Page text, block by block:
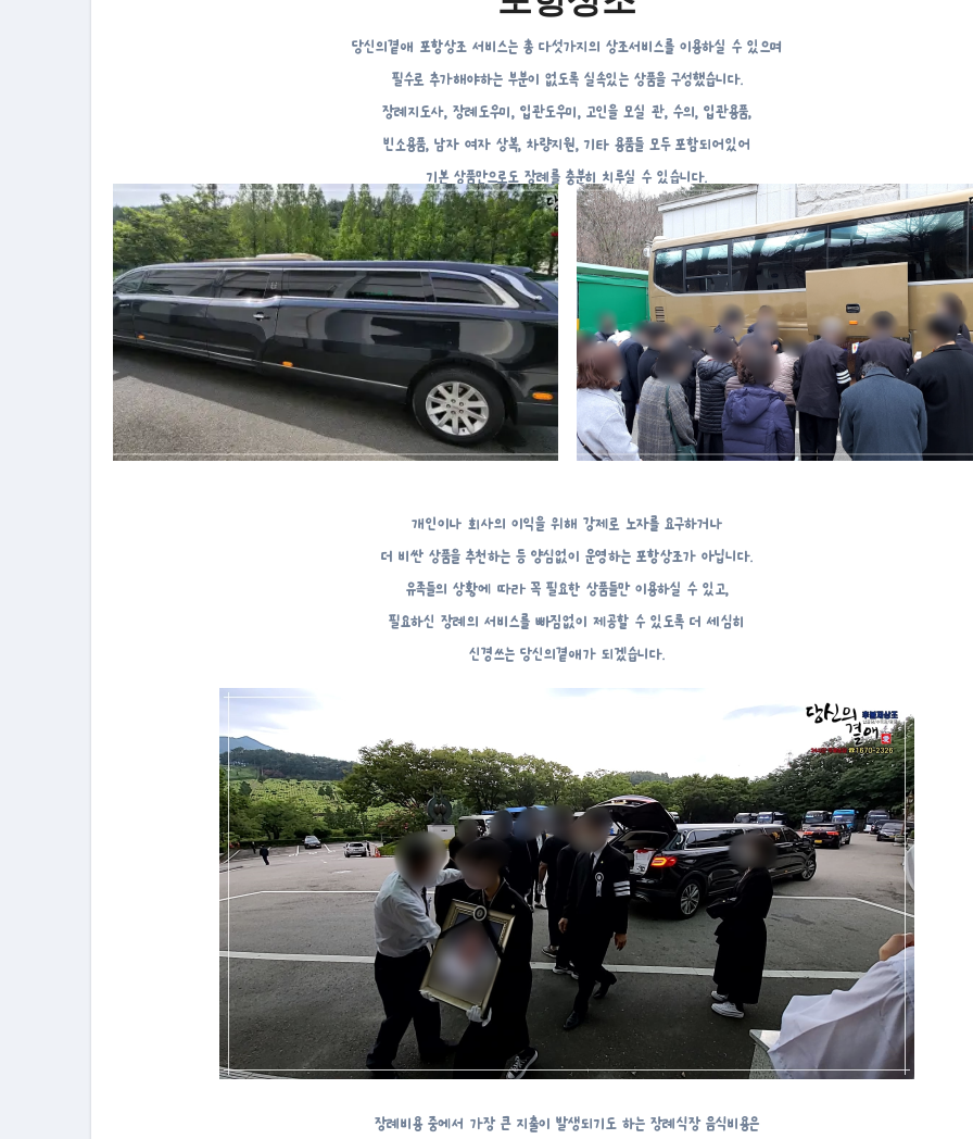
당신의곁애 포항상조 서비스는 총 다섯가지의 상조서비스를 이용하실 수 있으며
필수로 추가해야하는 부분이 없도록 실속있는 상품을 구성했습니다.
장례지도사, 장례도우미, 입관도우미, 고인을 모실 관, 수의, 입관용품,
빈소용품, 남자 여자 상복, 차량지원, 기타 용품들 모두 포함되어있어
기본 상품만으로도 장례를 충분히 치루실 수 있습니다.
개인이나 회사의 이익을 위해 강제로 노자를 요구하거나
더 비싼 상품을 추천하는 등 양심없이 운영하는 포항상조가 아닙니다.
유족들의 상황에 따라 꼭 필요한 상품들만 이용하실 수 있고,
필요하신 장례의 서비스를 빠짐없이 제공할 수 있도록 더 세심히
신경쓰는 당신의곁애가 되겠습니다.
장례비용 중에서 가장 큰 지출이 발생되기도 하는 장례식장 음식비용은